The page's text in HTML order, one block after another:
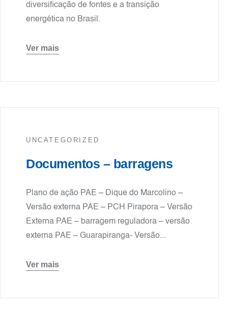
diversificação de fontes e a transição
energética no Brasil.
Ver mais
UNCATEGORIZED
Documentos – barragens
Plano de ação PAE – Dique do Marcolino –
Versão externa PAE – PCH Pirapora – Versão
Externa PAE – barragem reguladora – versão
externa PAE – Guarapiranga- Versão...
Ver mais